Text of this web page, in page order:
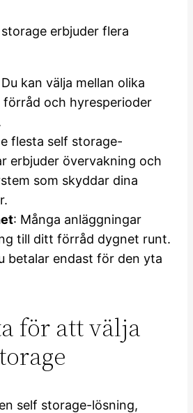
erbjuder flera
kan välja mellan olika
förråd och hyresperioder
flesta self storage-
erbjuder övervakning och
som skyddar dina
: Många anläggningar
till ditt förråd dygnet runt.
betalar endast för den yta
för att välja
self storage-lösning,